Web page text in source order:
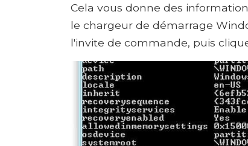
Cela vous donne des
le chargeur de démarrage
l'invite de commande, puis